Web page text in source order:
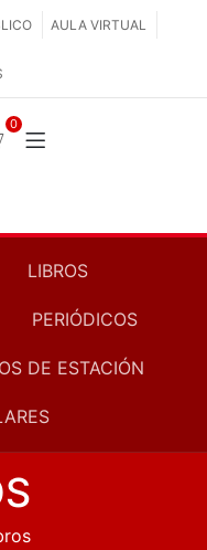
AULA VIRTUAL
0
LIBROS
PERIÓDICOS
DE ESTACIÓN